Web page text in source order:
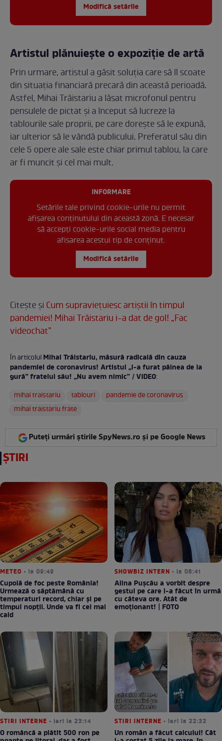
Modifică setările
Artistul plănuiește o expoziție de artă
Prin urmare, artistul a găsit soluția care să îl scoate
din situația financiară precară din această perioadă.
Astfel, Mihai Trăistariu a lăsat microfonul pentru
pensulele de pictat și a început să lucreze la
tablourile sale proprii, pe care dorește să le expună,
iar ulterior să le vândă publicului. Preferatul său din
cele 5 opere ale sale este chiar primul tablou, la care
ar fi muncit și cel mai mult.
INFORMARE
Setările tale privind cookie-urile nu permit
afișarea conținutului din această zonă. E necesar
să accepți cookie-urile social media pentru
afisarea acestui tip de conținut.
Modifică setările
Citește și Cum supraviețuiesc artiștii în timpul
pandemiei! Mihai Trăistariu i-a dat de gol! „Fac
videochat”
În articolulMihai Trăistariu, măsură radicală din cauza
pandemiei de coronavirus! Artistul „i-a furat pâinea de la
gură” fratelui său! „Nu avem nimic” / VIDEO:
mihai traistariu
tablouri
pandemie de coronavirus
mihai traistariu frate
Puteți urmări știrile SpyNews.ro și pe Google News
ȘTIRI
METEO • la 09:49
Cupolă de foc peste România!
Urmează o săptămână cu
temperaturi record, chiar și pe
timpul nopții. Unde va fi cel mai
cald
SHOWBIZ INTERN • la 08:41
Alina Pușcău a vorbit despre
gestul pe care l-a făcut în urmă
cu câteva ore. Atât de
emoționant! | FOTO
STIRI INTERNE • ieri la 23:14
O româncă a plătit 500 ron pe
STIRI INTERNE • ieri la 22:32
Un român a făcut calculul! Cât